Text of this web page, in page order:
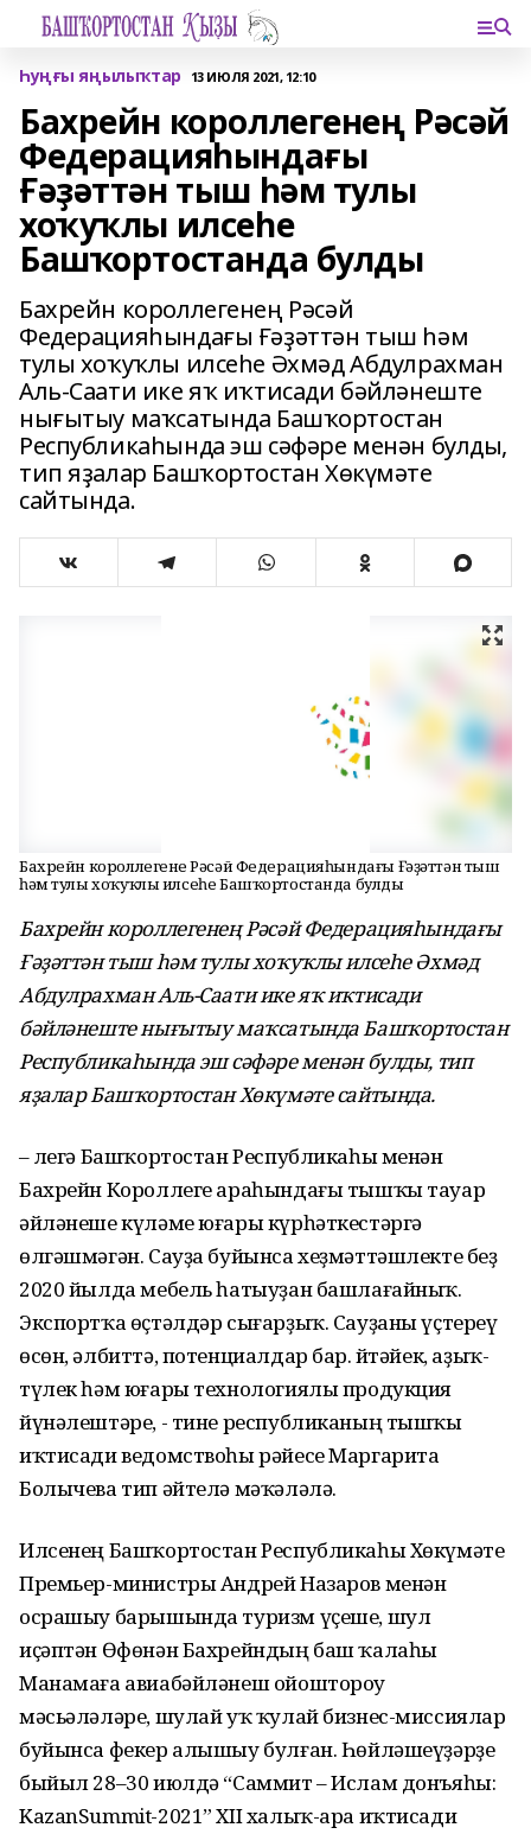
Һуңғы яңылыҡтар 13 ИЮЛЯ 2021, 12:10
Бахрейн короллегенең Рәсәй
Федерацияһындағы
Ғәҙәттән тыш һәм тулы
хоҡуҡлы илсеһе
Башҡортостанда булды
Бахрейн короллегенең Рәсәй
Федерацияһындағы Ғәҙәттән тыш һәм
тулы хоҡуҡлы илсеһе Әхмәд Абдулрахман
Аль-Саати ике яҡ иҡтисади бәйләнеште
нығытыу маҡсатында Башҡортостан
Республикаһында эш сәфәре менән булды,
тип яҙалар Башҡортостан Хөкүмәте
сайтында.
Бахрейн короллегенең Рәсәй Федерацияһындағы Ғәҙәттән тыш
һәм тулы хоҡуҡлы илсеһе Башҡортостанда булды
Бахрейн короллегенең Рәсәй Федерацияһындағы
Ғәҙәттән тыш һәм тулы хоҡуҡлы илсеһе Әхмәд
Абдулрахман Аль-Саатиике яҡ иҡтисади
бәйләнеште нығытыу маҡсатындаБашҡортостан
Республикаһындаэш сәфәре менәнбулды, тип
яҙалар Башҡортостан Хөкүмәте сайтында.
– Әлегә Башҡортостан Республикаһы менән
Бахрейн Короллеге араһындағы тышҡы тауар
әйләнеше күләме юғары күрһәткестәргә
өлгәшмәгән. Сауҙа буйынса хеҙмәттәшлекте беҙ
2020 йылда мебель һатыуҙан башлағайныҡ.
Экспортҡа өҫтәлдәр сығарҙыҡ. Сауҙаны үҫтереү
өсөн, әлбиттә, потенциалдар бар. Әйтәйек, аҙыҡ-
түлек һәм юғары технологиялы продукция
йүнәлештәре, - тине республиканың тышҡы
иҡтисади ведомствоһы рәйесе Маргарита
Болычева тип әйтелә мәҡәләлә.
Илсенең Башҡортостан Республикаһы Хөкүмәте
Премьер-министры Андрей Назаров менән
осрашыу барышында туризм үҫеше, шул
иҫәптән Өфөнән Бахрейндың баш ҡалаһы
Манамаға авиабәйләнеш ойоштороу
мәсьәләләре, шулай уҡ ҡулай бизнес-миссиялар
буйынса фекер алышыу булған. Һөйләшеүҙәрҙе
быйыл 28–30 июлдә “Саммит – Ислам донъяһы:
KazanSummit-2021” XII халыҡ-ара иҡтисади